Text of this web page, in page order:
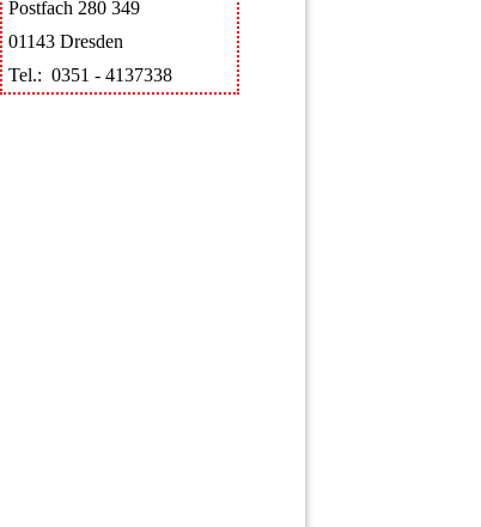
Postfach 280 349
01143 Dresden
Tel.: 0351 - 4137338